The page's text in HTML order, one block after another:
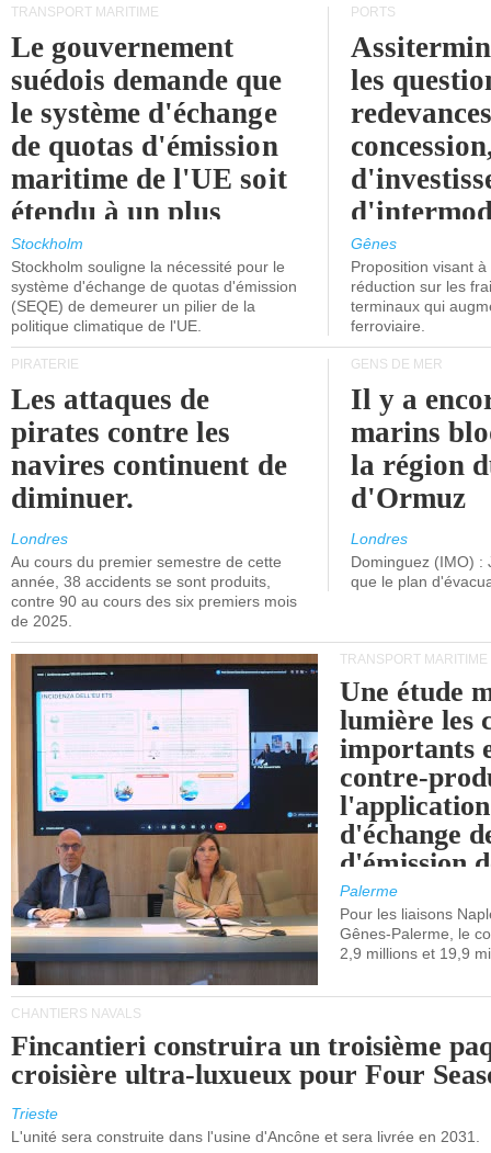
TRANSPORT MARITIME
Le gouvernement
suédois demande que
le système d'échange
de quotas d'émission
maritime de l'UE soit
étendu à un plus
grand nombre de
navires.
Stockholm
Stockholm souligne la nécessité pour le
système d'échange de quotas d'émission
(SEQE) de demeurer un pilier de la
politique climatique de l'UE.
PORTS
les
l'attention
politiciens.
Gênes
Proposition visant
réduction sur les
terminaux qui
ferroviaire.
PIRATERIE
Les attaques de
pirates contre les
navires continuent de
diminuer.
Londres
Au cours du premier semestre de cette
année, 38 accidents se sont produits,
contre 90 au cours des six premiers mois
de 2025.
GENS DE MER
Il y a
marins
la région
d'Ormuz
Londres
Dominguez (IMO) :
que le plan
TRANSPORT MARITIME
Une étude
lumière les
importants
contre-
d'échange
d'émission
(SEQE-UE)
maritimes
occidentale.
Palerme
Pour les liaisons
Gênes-Palerme, le
2,9 millions et 19,9
CHANTIERS NAVALS
Fincantieri construira un troisième
croisière ultra-luxueux pour Four
Trieste
L'unité sera construite dans l'usine d'Ancône et sera livrée en 2031.